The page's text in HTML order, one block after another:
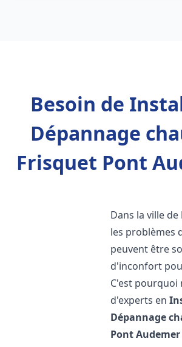
Besoin de
Dépannage
Frisquet Pont
Dans la ville de
les problèmes
peuvent être
d'inconfort
C'est pourquoi
d'experts en
Dépannage
Pont Audemer